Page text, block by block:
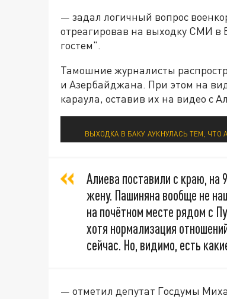
— задал логичный вопрос
отреагировав на выходку СМИ
гостем".
Тамошние журналисты
и Азербайджана. При этом на
караула, оставив их на видео с
ВЫХОДКА В БАКУ АУКНУЛАСЬ ТЕМ, ЧТО
Алиева поставили с краю, на
жену. Пашиняна вообще не
на почётном месте рядом с
хотя нормализация
сейчас. Но, видимо, есть
— отметил депутат Госдумы